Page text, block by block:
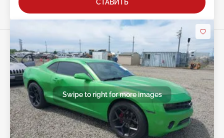
СТАВИТЬ
Swipe to right for more images